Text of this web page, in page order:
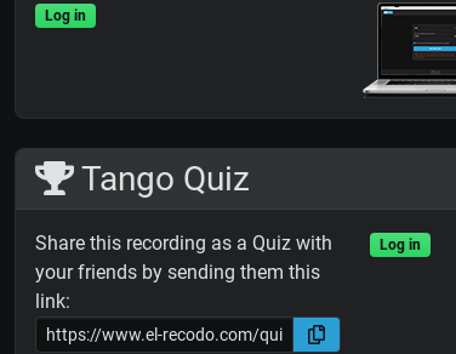
Log in
Tango Quiz
Share this recording as a Quiz with
your friends by sending them this
link:
Log in